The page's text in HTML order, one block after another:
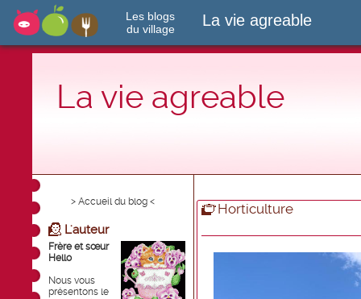
Les blogs
du village
La vie agreable
La vie agreable
> Accueil du blog <
L'auteur
Frère et sœur
Hello
Nous vous
présentons le
Horticulture